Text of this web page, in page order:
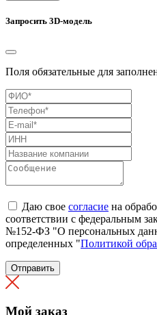
Запросить 3D-модель
Поля обязательные для
Даю свое согласие на
соответствии с федеральным
№152-ФЗ "О персональных
определенных "Политикой
Отправить
Мой заказ